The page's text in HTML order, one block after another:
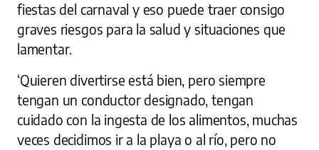
fiestas del carnaval y eso puede traer consigo
graves riesgos para la salud y situaciones que
lamentar.
‘Quieren divertirse está bien, pero siempre
tengan un conductor designado, tengan
cuidado con la ingesta de los alimentos, muchas
veces decidimos ir a la playa o al río, pero no